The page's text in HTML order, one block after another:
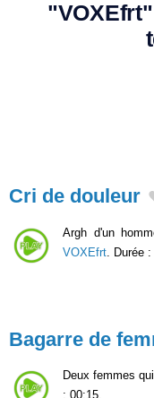
Cri de douleur
Argh d'un
VOXEfrt . Durée :
Bagarre de
Deux femmes
: 00:15.